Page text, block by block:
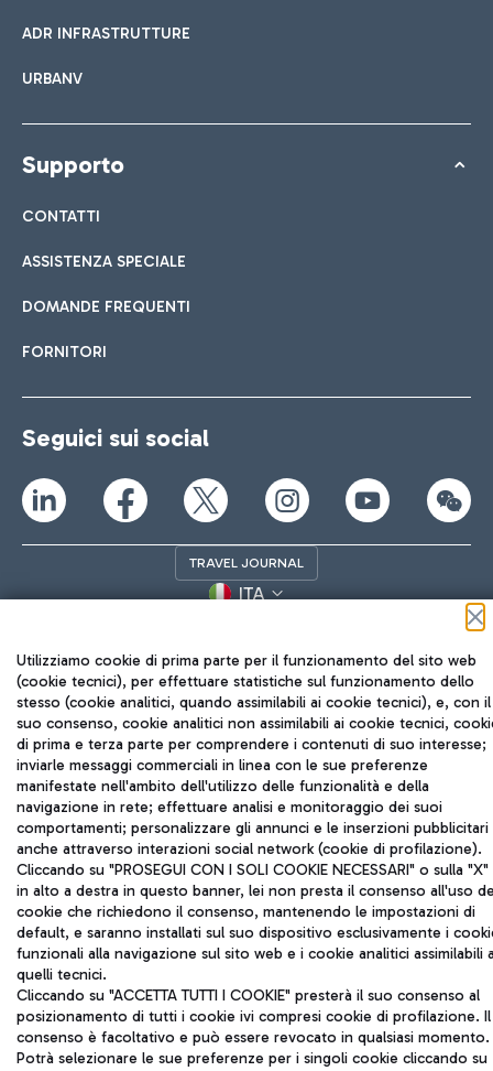
ADR INFRASTRUTTURE
URBANV
Supporto
CONTATTI
ASSISTENZA SPECIALE
DOMANDE FREQUENTI
FORNITORI
Seguici sui social
TRAVEL JOURNAL
ITA
Aeroporti di Roma S.p.A. - Società soggetta a direzione e
coordinamento di Mundys S.p.A.
Codice fiscale e Registro delle Imprese di Roma 13032990155 P.
IVA 06572251004
Capitale sociale 62.224.743,00 int. vers.
Sede legale: Via Pier Paolo Racchetti 1 - 00054 Fiumicino (RM)
telefono +39 06 65951
Privacy policy
Note legali
Mappa sito
Accessibilità
Roma FCO
L'aeroporto stellato
Utilizziamo cookie di prima parte per il funzionamento del sito web
(cookie tecnici), per effettuare statistiche sul funzionamento dello
stesso (cookie analitici, quando assimilabili ai cookie tecnici), e, con il
suo consenso, cookie analitici non assimilabili ai cookie tecnici,
di prima e terza parte per comprendere i contenuti di suo interesse;
inviarle messaggi commerciali in linea con le sue preferenze
manifestate nell'ambito dell'utilizzo delle funzionalità e della
navigazione in rete; effettuare analisi e monitoraggio dei suoi
comportamenti; personalizzare gli annunci e le inserzioni pubblicitari
anche attraverso interazioni social network (cookie di profilazione).
Cliccando su "PROSEGUI CON I SOLI COOKIE NECESSARI" o sulla "X"
in alto a destra in questo banner, lei non presta il consenso all'uso
cookie che richiedono il consenso, mantenendo le impostazioni di
default, e saranno installati sul suo dispositivo esclusivamente i
funzionali alla navigazione sul sito web e i cookie analitici assimilabili
quelli tecnici.
Cliccando su "ACCETTA TUTTI I COOKIE" presterà il suo consenso al
posizionamento di tutti i cookie ivi compresi cookie di profilazione. Il
consenso è facoltativo e può essere revocato in qualsiasi momento.
Potrà selezionare le sue preferenze per i singoli cookie cliccando su